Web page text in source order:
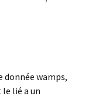
donnée wamps,
lié a un